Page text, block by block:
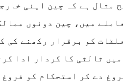
مثال ہے کہ چین اپنی
میں، چین دونوں
کو برقرار رکھنے کی
ثالثی کا کردار ادا
دے کر استحکام کو فروغ